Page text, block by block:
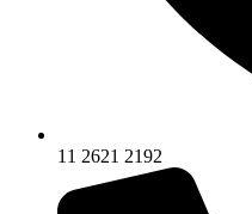
11 2621 2192